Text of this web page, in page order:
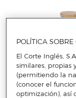
POLÍTICA SOBRE
El Corte Inglés,
similares, propias
(permitiendo la
(conocer el
optimización), así